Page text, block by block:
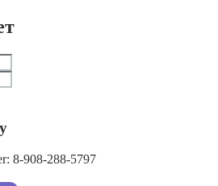
8-908-288-5797